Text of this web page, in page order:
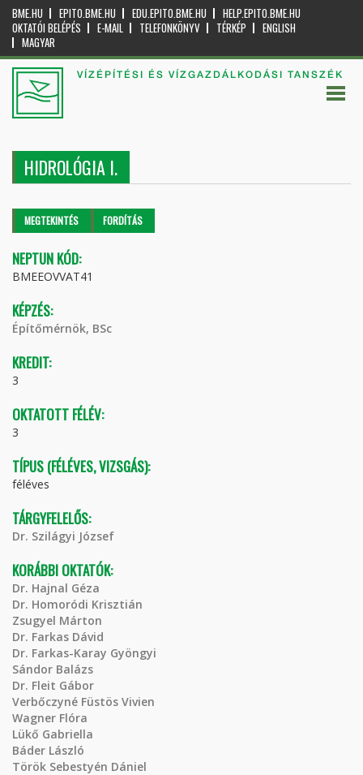
BME.HU EPITO.BME.HU EDU.EPITO.BME.HU
HELP.EPITO.BME.HU
OKTATÓI BELÉPÉS
E-MAIL TELEFONKÖNYV TÉRKÉP
ENGLISH
MAGYAR
VÍZÉPÍTÉSI ÉS VÍZGAZDÁLKODÁSI TANSZÉK
HIDROLÓGIA I.
Elsődleges fülek
MEGTEKINTÉS (AKTÍVFORDÍTÁS
NEPTUN KÓD:
BMEEOVVAT41
KÉPZÉS:
Építőmérnök, BSc
KREDIT:
3
OKTATOTT FÉLÉV:
3
TÍPUS (FÉLÉVES, VIZSGÁS):
féléves
TÁRGYFELELŐS:
Dr. Szilágyi József
KORÁBBI OKTATÓK:
Dr. Hajnal Géza
Dr. Homoródi Krisztián
Zsugyel Márton
Dr. Farkas Dávid
Dr. Farkas-Karay Gyöngyi
Sándor Balázs
Dr. Fleit Gábor
Verbőczyné Füstös Vivien
Wagner Flóra
Lükő Gabriella
Báder László
Török Sebestyén Dániel